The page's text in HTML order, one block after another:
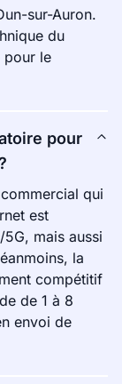
sur-Auron.
du
pour le
pour
qui
est
mais aussi
la
compétitif
de 1 à 8
envoi de